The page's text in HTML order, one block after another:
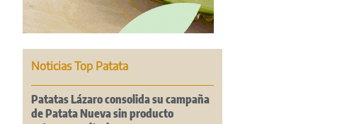
Noticias Top Patata
Patatas Lázaro consolida su campaña
de Patata Nueva sin producto